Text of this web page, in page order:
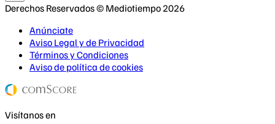
Derechos Reservados © Mediotiempo 2026
Anúnciate
Aviso Legal y de Privacidad
Términos y Condiciones
Aviso de política de cookies
Visítanos en